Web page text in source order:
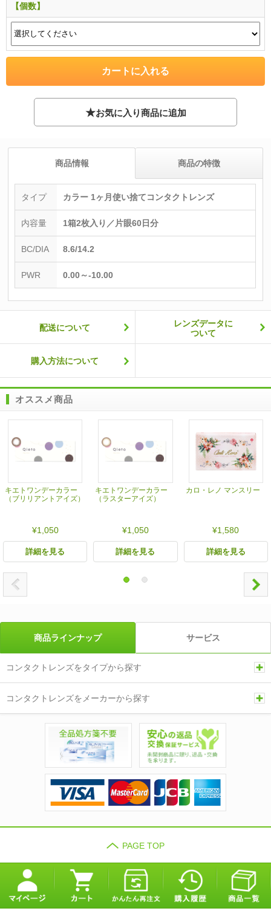
【個数】
★お気に入り商品に追加
商品情報
タイプ カラー 1ヶ月使い捨てコンタクトレンズ
内容量 1箱2枚入り／片眼60日分
BC/DIA 8.6/14.2
PWR 0.00～-10.00
商品の特徴
配送について
レンズデータに
ついて
購入方法について
オススメ商品
キエトワンデーカラー
（ブリリアントアイズ）
¥1,050
詳細を見る
キエトワンデーカラー
（ラスターアイズ）
¥1,050
詳細を見る
カロ・レノ マンスリー
¥1,580
詳細を見る
商品ラインナップ
コンタクトレンズをタイプから探す
コンタクトレンズをメーカーから探す
サービス
PAGE TOP